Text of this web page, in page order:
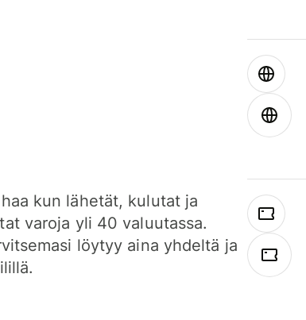
kun lähetät, kulutat ja
varoja yli 40 valuutassa.
löytyy aina yhdeltä ja